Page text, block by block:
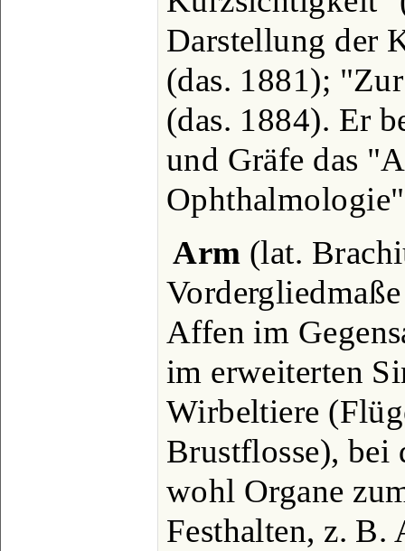
Darstellung der
(das. 1881);
(das. 1884). Er
und Gräfe das
Arm (lat.
Affen im
im erweiterten
Wirbeltiere
Brustflosse), bei
wohl Organe
Festhalten, z. B.